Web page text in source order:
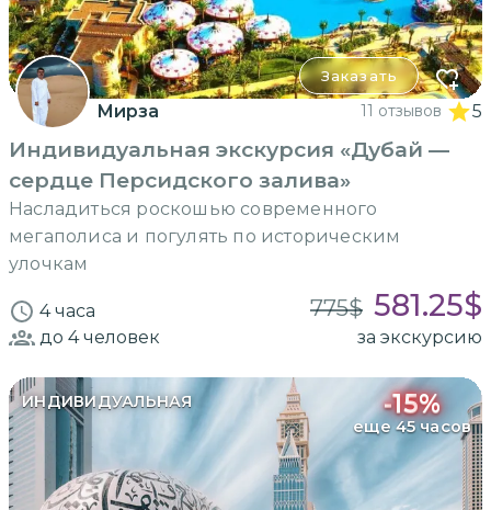
Заказать
Мирза 11 отзывов 5
Индивидуальная экскурсия «Дубай —
сердце Персидского залива»
Насладиться роскошью современного
мегаполиса и погулять по историческим
улочкам
4 часа 775$ 581.25$
до 4человек за экскурсию
ИНДИВИДУАЛЬНАЯ -15%
еще 45 часов